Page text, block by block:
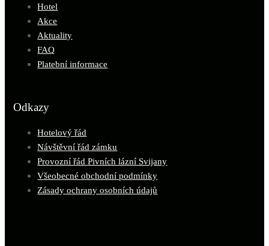
Hotel
Akce
Aktuality
FAQ
Platební informace
Odkazy
Hotelový řád
Návštěvní řád zámku
Provozní řád Pivních lázní Svijany
Všeobecné obchodní podmínky
Zásady ochrany osobních údajů